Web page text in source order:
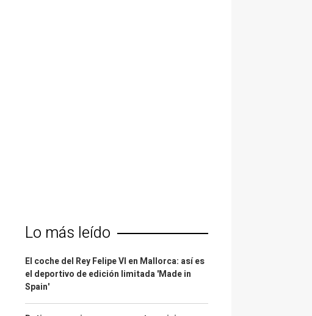
Lo más leído
El coche del Rey Felipe VI en Mallorca: así es
el deportivo de edición limitada 'Made in
Spain'